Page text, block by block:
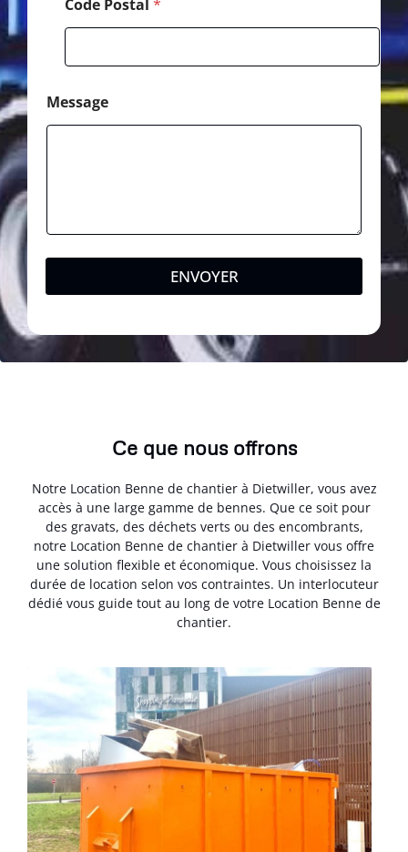
Code Postal *
Message
ENVOYER
Ce que nous offrons
Notre Location Benne de chantier à Dietwiller, vous avez
accès à une large gamme de bennes. Que ce soit pour
des gravats, des déchets verts ou des encombrants,
notre Location Benne de chantier à Dietwiller vous offre
une solution flexible et économique. Vous choisissez la
durée de location selon vos contraintes. Un interlocuteur
dédié vous guide tout au long de votre Location Benne de
chantier.